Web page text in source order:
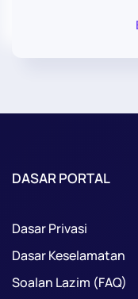
DASAR PORTAL
Dasar Privasi
Dasar Keselamatan
Soalan Lazim (FAQ)